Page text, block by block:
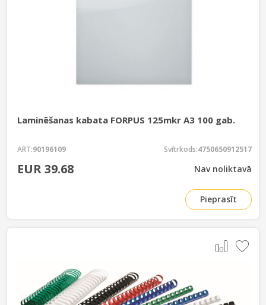
Laminēšanas kabata FORPUS 125mkr A3 100 gab.
ART:90196109 Svītrkods:4750650912517
EUR 39.68 Nav noliktavā
Pieprasīt